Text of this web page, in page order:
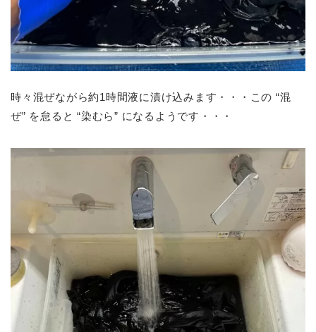
時々混ぜながら約1時間液に漬け込みます・・・この “混
ぜ” を怠ると “染むら” になるようです・・・